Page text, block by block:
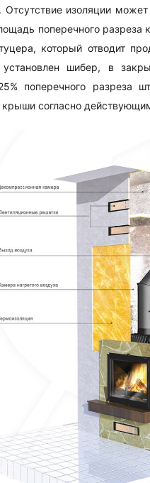
Отсутствие изоляции
поперечного разреза
который отводит
установлен шибер, в
поперечного разреза
согласно